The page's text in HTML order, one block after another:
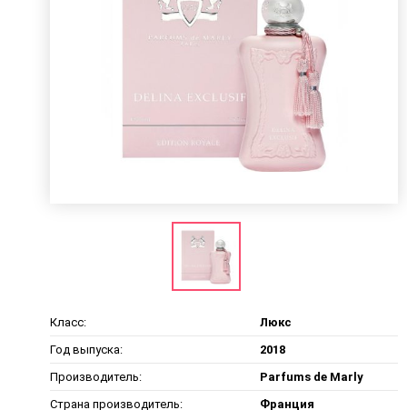
Класс:
Люкс
Год выпуска:
2018
Производитель:
Parfums de Marly
Страна производитель:
Франция